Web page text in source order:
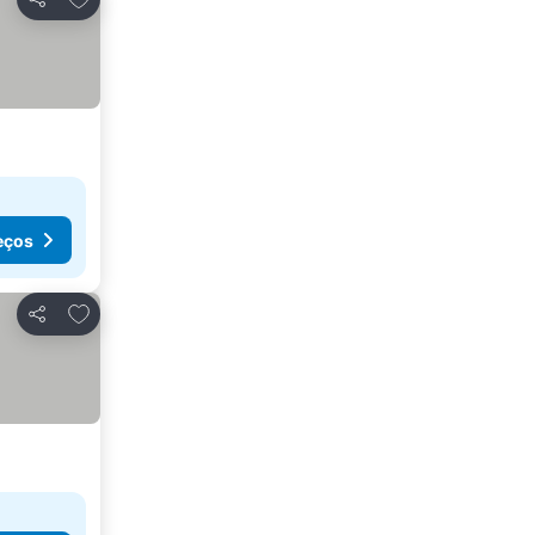
Partilhar
Partilhar
Adicionar aos favoritos